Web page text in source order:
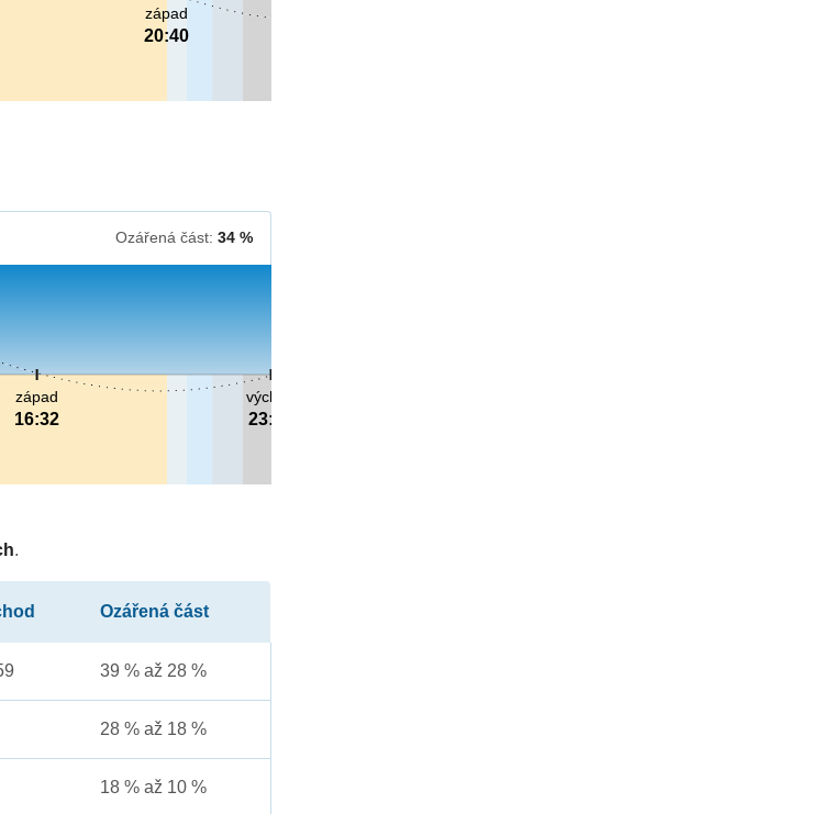
západ
20:40
Ozářená část: 34 %
východ
23:59
západ
16:32
.
Ozářená část
39 % až 28 %
28 % až 18 %
18 % až 10 %